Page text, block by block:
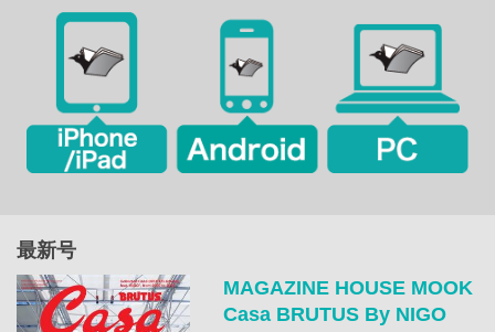
最新号
MAGAZINE HOUSE MOOK
Casa BRUTUS By NIGO